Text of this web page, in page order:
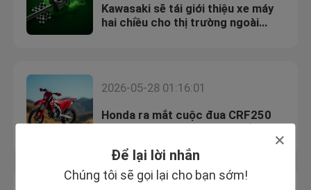
Để lại lời nhắn
Chúng tôi sẽ gọi lại cho bạn sớm!
Kawasaki sẽ tái giới thiệu xe máy
hai chiều cho thị trường ngoài
2026-05-28 01:16:01
Honda ra mắt cuộc đua CRF250
2025 tại Malaysia với màu sắc cập